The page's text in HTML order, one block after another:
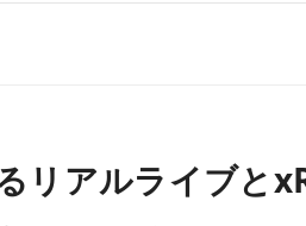
リアルライブと